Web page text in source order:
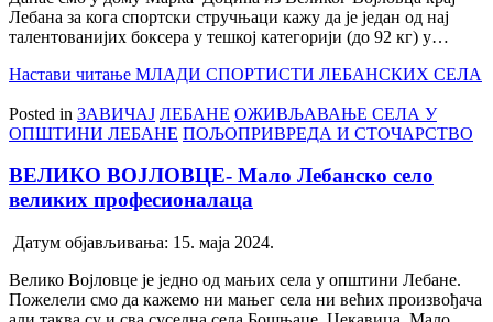
Лебана за кога спортски стручњаци кажу да је један од нај
талентованијих боксера у тешкој категорији (до 92 кг) у…
Настави читање МЛАДИ СПОРТИСТИ ЛЕБАНСКИХ СЕЛА
Posted in ЗАВИЧАЈ ЛЕБАНЕ ОЖИВЉАВАЊЕ СЕЛА У
ОПШТИНИ ЛЕБАНЕ ПОЉОПРИВРЕДА И СТОЧАРСТВО
ВЕЛИКО ВОЈЛОВЦЕ- Мало Лебанско село
великих професионалаца
Датум објављивања: 15. маја 2024.
Велико Војловце је једно од мањих села у општини Лебане.
Пожелели смо да кажемо ни мањег села ни већих произвођача